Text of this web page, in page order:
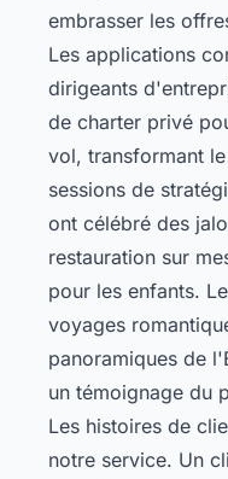
embrasser les
Les applications
dirigeants
de charter privé
vol, transformant
sessions de
ont célébré des
restauration sur
pour les enfants.
voyages
panoramiques de
un témoignage du
Les histoires de
notre service. Un